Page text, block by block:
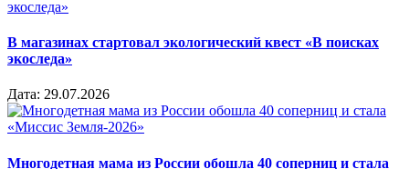
В магазинах стартовал экологический квест «В поисках
экоследа»
Дата: 29.07.2026
Многодетная мама из России обошла 40 соперниц и стала